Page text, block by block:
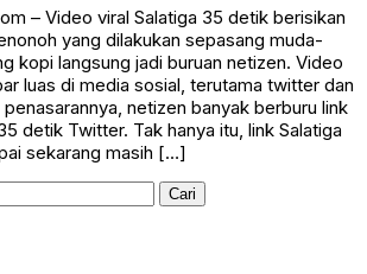
– Video viral Salatiga 35 detik berisikan
yang dilakukan sepasang muda-
kopi langsung jadi buruan netizen. Video
luas di media sosial, terutama twitter dan
netizen banyak berburu link
detik Twitter. Tak hanya itu, link Salatiga
sekarang masih […]